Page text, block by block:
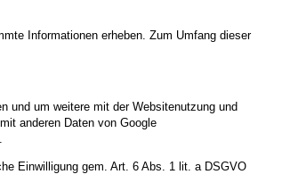
Informationen erheben. Zum Umfang dieser
und um weitere mit der Websitenutzung und
anderen Daten von Google
Einwilligung gem. Art. 6 Abs. 1 lit. a DSGVO